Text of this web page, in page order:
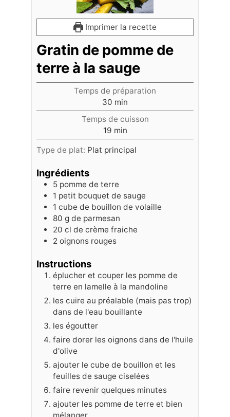
Imprimer la recette
Gratin de pomme de
terre à la sauge
Temps de préparation
30 min
Temps de cuisson
19 min
Type de plat: Plat principal
Ingrédients
5 pomme de terre
1 petit bouquet de sauge
1 cube de bouillon de volaille
80 g de parmesan
20 cl de crème fraiche
2 oignons rouges
Instructions
éplucher et couper les pomme de
terre en lamelle à la mandoline
les cuire au préalable (mais pas trop)
dans de l'eau bouillante
les égoutter
faire dorer les oignons dans de l'huile
d'olive
ajouter le cube de bouillon et les
feuilles de sauge ciselées
faire revenir quelques minutes
ajouter les pomme de terre et bien